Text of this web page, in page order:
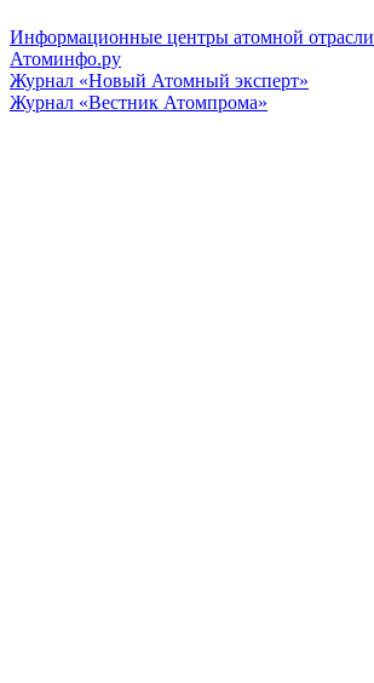
Информационные центры атомной отрасли
Атоминфо.ру
Журнал «Новый Атомный эксперт»
Журнал «Вестник Атомпрома»